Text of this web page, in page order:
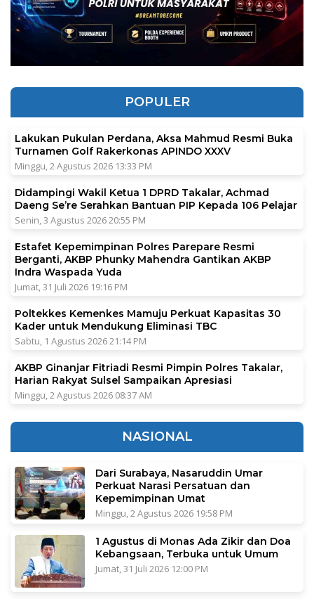
POPULER
Lakukan Pukulan Perdana, Aksa Mahmud Resmi Buka
Turnamen Golf Rakerkonas APINDO XXXV
Minggu, 2 Agustus 2026 13:33 PM
Didampingi Wakil Ketua 1 DPRD Takalar, Achmad
Daeng Se’re Serahkan Bantuan PIP Kepada 106 Pelajar
Senin, 3 Agustus 2026 20:55 PM
Estafet Kepemimpinan Polres Parepare Resmi
Berganti, AKBP Phunky Mahendra Gantikan AKBP
Indra Waspada Yuda
Jumat, 31 Juli 2026 19:16 PM
Poltekkes Kemenkes Mamuju Perkuat Kapasitas 30
Kader untuk Mendukung Eliminasi TBC
Sabtu, 1 Agustus 2026 21:14 PM
AKBP Ginanjar Fitriadi Resmi Pimpin Polres Takalar,
Harian Rakyat Sulsel Sampaikan Apresiasi
Minggu, 2 Agustus 2026 08:37 AM
NASIONAL
Dari Surabaya, Nasaruddin Umar
Perkuat Narasi Persatuan dan
Kepemimpinan Umat
Minggu, 2 Agustus 2026 19:58 PM
1 Agustus di Monas Ada Zikir dan Doa
Kebangsaan, Terbuka untuk Umum
Jumat, 31 Juli 2026 12:00 PM